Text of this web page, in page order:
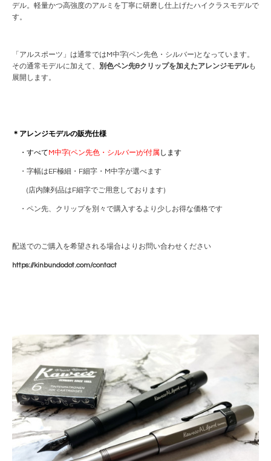
デル。軽量かつ高強度のアルミを丁寧に研磨し仕上げたハイクラスモデルで
す。
「アルスポーツ」は通常ではM中字(ペン先色・シルバー)となっています。
その通常モデルに加えて、 別色ペン先&クリップを加えたアレンジモデルも
展開します。
＊アレンジモデルの販売仕様
・すべてM中字(ペン先色・シルバー)が付属します
・字幅はEF極細・F細字・M中字が選べます
(店内陳列品はF細字でご用意しております)
・ペン先、クリップを別々で購入するより少しお得な価格です
配送でのご購入を希望される場合↓よりお問い合わせください
https://kinbundodot.com/contact